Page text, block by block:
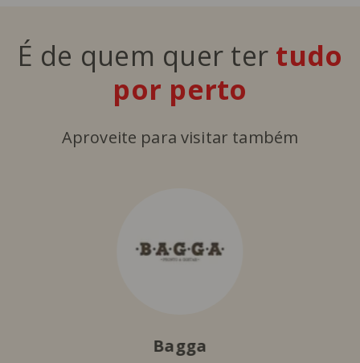
É de quem quer ter tudo
por perto
Aproveite para visitar também
Bagga